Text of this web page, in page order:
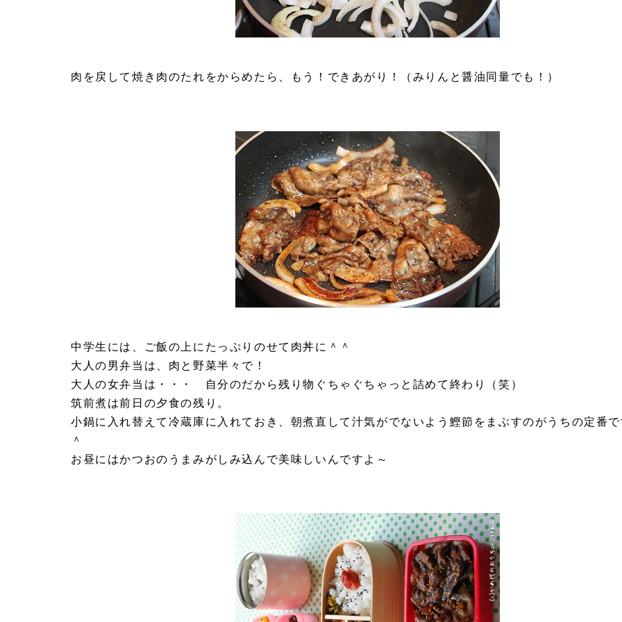
肉を戻して焼き肉のたれをからめたら、もう！できあがり！（みりんと醤油同量でも！）
中学生には、ご飯の上にたっぷりのせて肉丼に＾＾
大人の男弁当は、肉と野菜半々で！
大人の女弁当は・・・ 自分のだから残り物ぐちゃぐちゃっと詰めて終わり（笑）
筑前煮は前日の夕食の残り。
小鍋に入れ替えて冷蔵庫に入れておき、朝煮直して汁気がでないよう鰹節をまぶすのがうちの定番
＾
お昼にはかつおのうまみがしみ込んで美味しいんですよ～